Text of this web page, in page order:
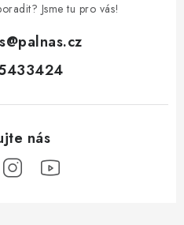
Jsme tu pro vás!
@palnas.cz